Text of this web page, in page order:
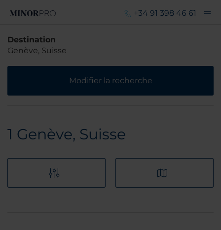
+34 91 398 46 61
Destination
Genève, Suisse
Modifier la recherche
1 Genève, Suisse